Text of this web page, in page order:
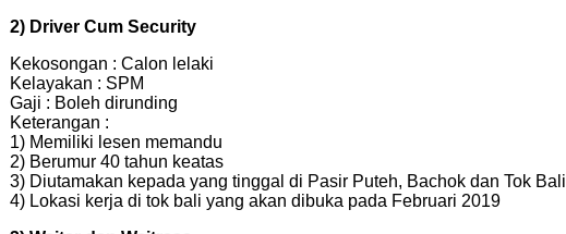
2) Driver Cum Security
Kekosongan : Calon lelaki
Kelayakan : SPM
Gaji : Boleh dirunding
Keterangan :
1) Memiliki lesen memandu
2) Berumur 40 tahun keatas
3) Diutamakan kepada yang tinggal di Pasir Puteh, Bachok dan Tok Bali
4) Lokasi kerja di tok bali yang akan dibuka pada Februari 2019